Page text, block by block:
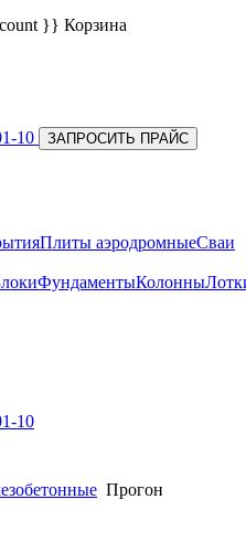
}} Корзина
10 ЗАПРОСИТЬ ПРАЙС
Плиты аэродромныеСваи
ФундаментыКолонны
10
Прогон